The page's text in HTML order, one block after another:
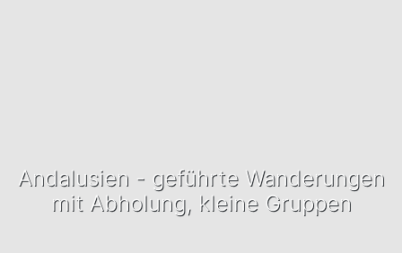
Andalusien - geführte Wanderungen
mit Abholung, kleine Gruppen